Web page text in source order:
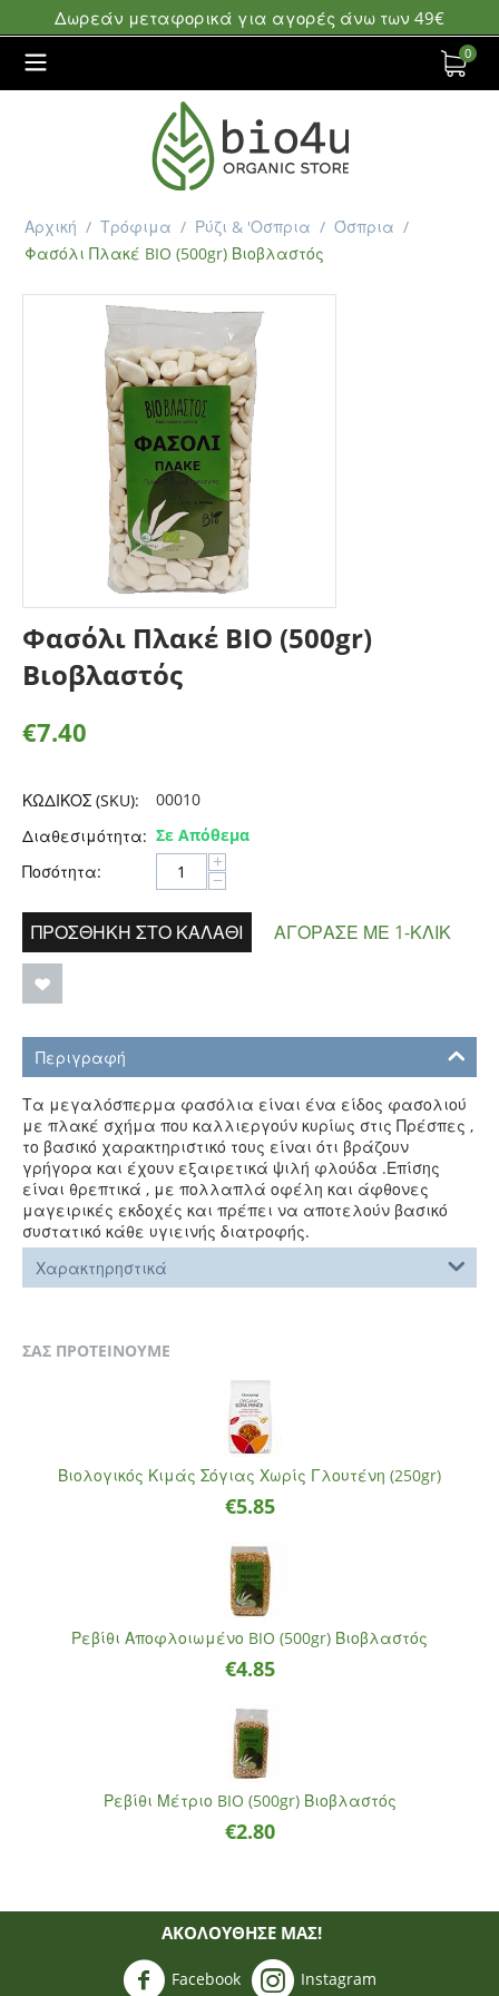
Δωρεάν μεταφορικά για αγορές άνω των 49€
0
Αρχική / Τρόφιμα / Ρύζι & 'Οσπρια / Όσπρια /
Φασόλι Πλακέ BIO (500gr) Βιοβλαστός
Φασόλι Πλακέ BIO (500gr)
Βιοβλαστός
€7.40
ΚΩΔΙΚΟΣ (SKU):
00010
Διαθεσιμότητα: Σε Απόθεμα
Ποσότητα:
+
−
ΠΡΟΣΘΉΚΗ ΣΤΟ ΚΑΛΆΘΙ ΑΓΌΡΑΣΕ ΜΕ 1-ΚΛΙΚ
Περιγραφή
Τα μεγαλόσπερμα φασόλια είναι ένα είδος φασολιού
με πλακέ σχήμα που καλλιεργούν κυρίως στις Πρέσπες ,
το βασικό χαρακτηριστικό τους είναι ότι βράζουν
γρήγορα και έχουν εξαιρετικά ψιλή φλούδα .Επίσης
είναι θρεπτικά , με πολλαπλά οφέλη και άφθονες
μαγειρικές εκδοχές και πρέπει να αποτελούν βασικό
συστατικό κάθε υγιεινής διατροφής.
Χαρακτηρηστικά
ΣΑΣ ΠΡΟΤΕΙΝΟΥΜΕ
Βιολογικός Κιμάς Σόγιας Χωρίς Γλουτένη (250gr)
€5.85
Ρεβίθι Αποφλοιωμένο BIO (500gr) Βιοβλαστός
€4.85
Ρεβίθι Μέτριο BIO (500gr) Βιοβλαστός
€2.80
ΑΚΟΛΟΥΘΗΣΈ ΜΑΣ!
Facebook Instagram